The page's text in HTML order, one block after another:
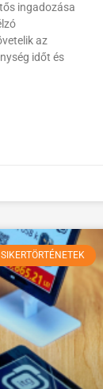
ingadozása
az
időt és
SIKERTÖRTÉNETEK